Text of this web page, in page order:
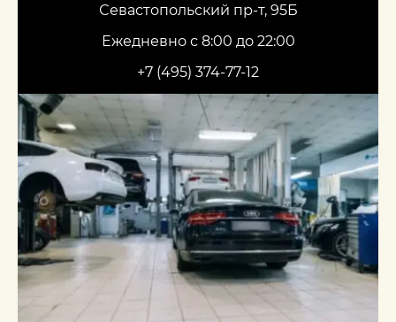
Севастопольский пр-т, 95Б
Ежедневно с 8:00 до 22:00
+7 (495) 374-77-12